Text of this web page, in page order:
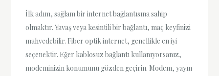
İlk adım, sağlam bir internet bağlantısına sahip
olmaktır. Yavaş veya kesintili bir bağlantı, maç keyfinizi
mahvedebilir. Fiber optik internet, genellikle en iyi
seçenektir. Eğer kablosuz bağlantı kullanıyorsanız,
modeminizin konumunu gözden geçirin. Modem, yayın